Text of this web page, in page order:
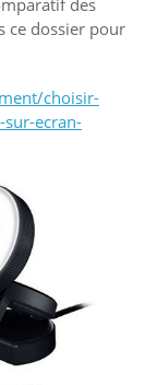
des
ce dossier pour
choisir-
sur-ecran-